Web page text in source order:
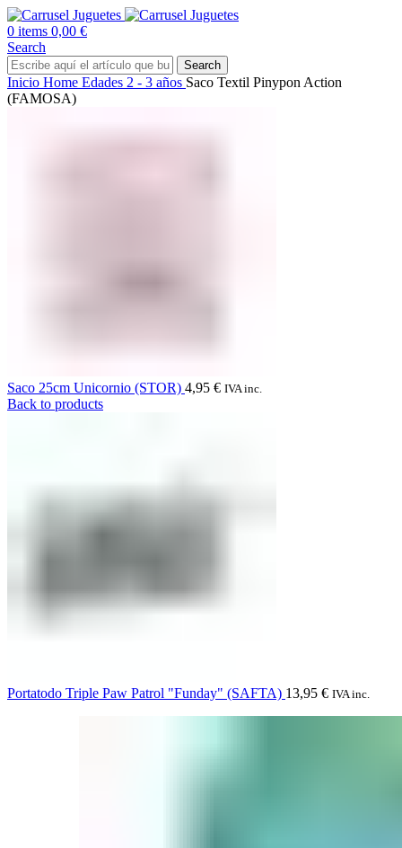
0 items 0,00 €
Search
Search
Inicio Home Edades 2 - 3 años Saco Textil Pinypon Action
(FAMOSA)
Saco 25cm Unicornio (STOR) 4,95 € IVA inc.
Back to products
Portatodo Triple Paw Patrol "Funday" (SAFTA) 13,95 € IVA inc.